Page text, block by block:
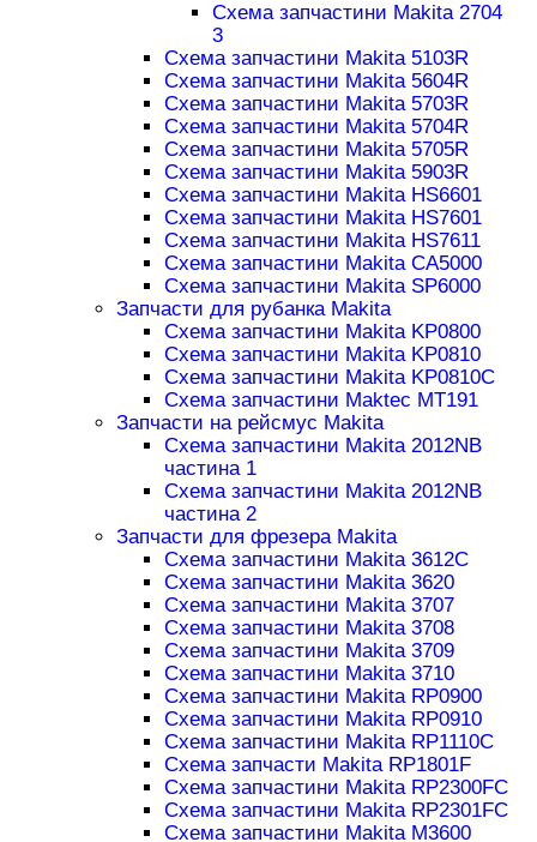
Схема запчастини Makita 2704
3
Схема запчастини Makita 5103R
Схема запчастини Makita 5604R
Схема запчастини Makita 5703R
Схема запчастини Makita 5704R
Схема запчастини Makita 5705R
Схема запчастини Makita 5903R
Схема запчастини Makita HS6601
Схема запчастини Makita HS7601
Схема запчастини Makita HS7611
Схема запчастини Makita CA5000
Схема запчастини Makita SP6000
Запчасти для рубанка Makita
Схема запчастини Makita KP0800
Схема запчастини Makita KP0810
Схема запчастини Makita KP0810C
Схема запчастини Maktec MT191
Запчасти на рейсмус Makita
Схема запчастини Makita 2012NB
частина 1
Схема запчастини Makita 2012NB
частина 2
Запчасти для фрезера Makita
Схема запчастини Makita 3612C
Схема запчастини Makita 3620
Схема запчастини Makita 3707
Схема запчастини Makita 3708
Схема запчастини Makita 3709
Схема запчастини Makita 3710
Схема запчастини Makita RP0900
Схема запчастини Makita RP0910
Схема запчастини Makita RP1110C
Схема запчасти Makita RP1801F
Схема запчастини Makita RP2300FC
Схема запчастини Makita RP2301FC
Схема запчастини Makita M3600